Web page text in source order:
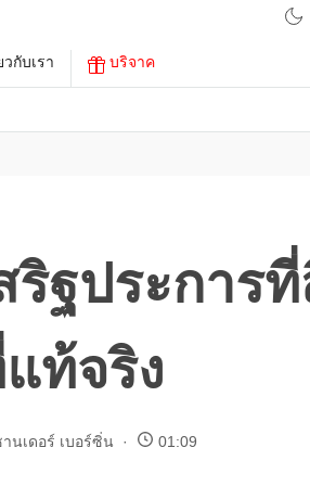
วกับเรา บริจาค
ริฐประการ
ท้จริง
นเดอร์ เบอร์ซิ่น 01:09